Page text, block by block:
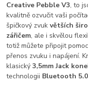
Creative Pebble V3, to
kvalitně ozvučit vaši
špičkový zvukvětších
zářičem, ale i skvělou
totiž můžete připojit
přenos zvuku i napájení.
klasický3,5mm Jack
technologii Bluetooth 5.0